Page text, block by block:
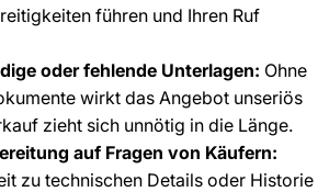
führen und Ihren Ruf
oder fehlende Unterlagen: Ohne
wirkt das Angebot unseriös
zieht sich unnötig in die Länge.
auf Fragen von Käufern:
zu technischen Details oder Historie